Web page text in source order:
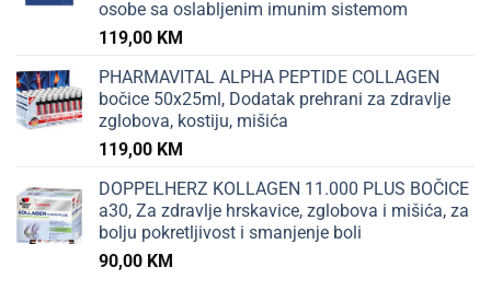
osobe sa oslabljenim imunim sistemom
119,00 KM
PHARMAVITAL ALPHA PEPTIDE COLLAGEN
bočice 50x25ml, Dodatak prehrani za zdravlje
zglobova, kostiju, mišića
119,00 KM
DOPPELHERZ KOLLAGEN 11.000 PLUS BOČICE
a30, Za zdravlje hrskavice, zglobova i mišića, za
bolju pokretljivost i smanjenje boli
90,00 KM